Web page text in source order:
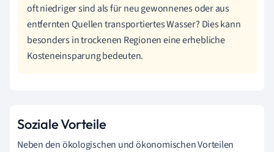
oft niedriger sind als für neu gewonnenes oder aus
entfernten Quellen transportiertes Wasser? Dies kann
besonders in trockenen Regionen eine erhebliche
Kosteneinsparung bedeuten.
Soziale Vorteile
Neben den ökologischen und ökonomischen Vorteilen